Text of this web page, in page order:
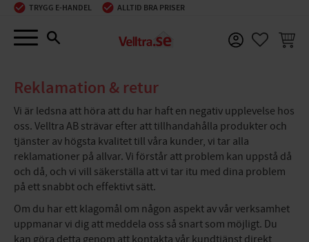
Meny
TRYGG E-HANDEL ALLTID BRA PRISER
Reklamation & retur
Vi är ledsna att höra att du har haft en negativ upplevelse hos
oss. Velltra AB strävar efter att tillhandahålla produkter och
tjänster av högsta kvalitet till våra kunder, vi tar alla
reklamationer på allvar. Vi förstår att problem kan uppstå då
och då, och vi vill säkerställa att vi tar itu med dina problem
på ett snabbt och effektivt sätt.
Om du har ett klagomål om någon aspekt av vår verksamhet
uppmanar vi dig att meddela oss så snart som möjligt. Du
kan göra detta genom att kontakta vår kundtjänst direkt